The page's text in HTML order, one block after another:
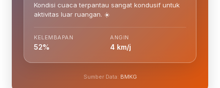
Kondisi cuaca terpantau sangat kondusif untuk
aktivitas luar ruangan. ☀️
KELEMBAPAN
52%
ANGIN
4 km/j
Sumber Data: BMKG